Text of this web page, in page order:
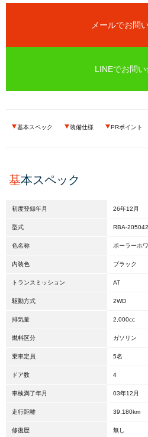
メールでお問
LINEでお問
基本スペック 装備仕様 PRポイント
基本スペック
初度登録年月 26年12月
型式 RBA-
色名称 ポーラーホ
内装色 ブラック
トランスミッション AT
駆動方式 2WD
排気量 2,000cc
燃料区分 ガソリン
乗車定員 5名
ドア数 4
車検満了年月 03年12月
走行距離 39,180km
修復歴 無し
コーポレート
株式会社スマート・
株式会社スマート・
コーポレートサイ